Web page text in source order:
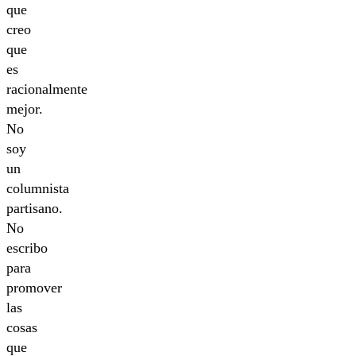
que
creo
que
es
racionalmente
mejor.
No
soy
un
columnista
partisano.
No
escribo
para
promover
las
cosas
que